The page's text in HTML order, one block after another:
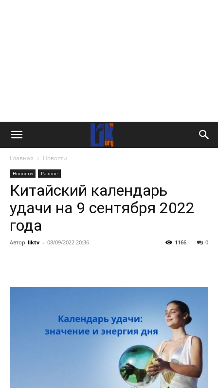
Главная Новости
Новости Разное
Китайский календарь
удачи на 9 сентября 2022
года
Автор liktv - 08/09/2022 20:36 0
1166